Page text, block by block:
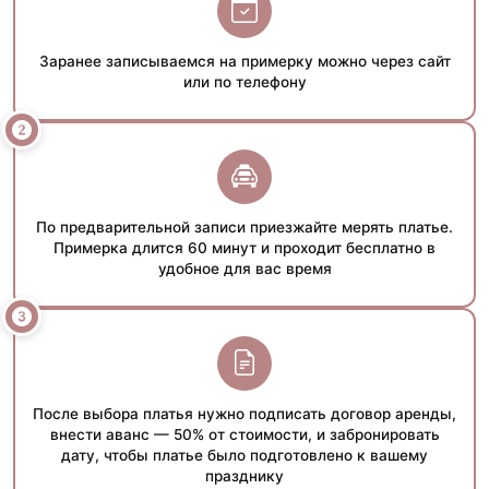
Заранее записываемся на примерку можно через сайт
или по телефону
По предварительной записи приезжайте мерять платье.
Примерка длится 60 минут и проходит бесплатно в
удобное для вас время
После выбора платья нужно подписать договор аренды,
внести аванс — 50% от стоимости, и забронировать
дату, чтобы платье было подготовлено к вашему
празднику